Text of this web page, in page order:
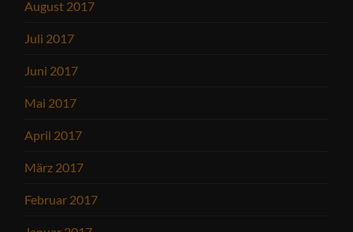
August 2017
Juli 2017
Juni 2017
Mai 2017
April 2017
März 2017
Februar 2017